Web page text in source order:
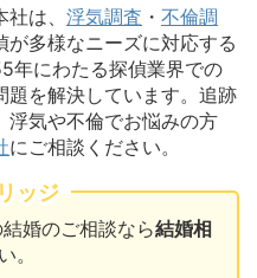
は、 浮気調査 ・ 不倫調
が多様なニーズに対応する
年にわたる探偵業界での
題を解決しています。追跡
浮気や不倫でお悩みの方
にご相談ください。
ッジ
婚のご相談なら結婚相
。